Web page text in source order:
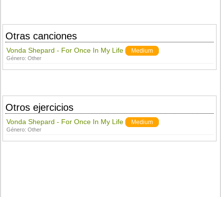
Otras canciones
Vonda Shepard - For Once In My Life Medium
Género:Other
Otros ejercicios
Vonda Shepard - For Once In My Life Medium
Género:Other